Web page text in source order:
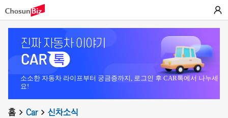
소소한 자동차 라이프부터 궁금증까지, 로그인 후 CAR톡에서 나누세
요!
홈 Car 신차소식